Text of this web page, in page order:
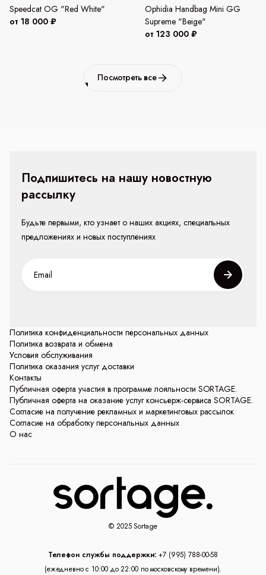
Speedcat OG "Red White"
от 18 000 ₽
Ophidia Handbag Mini GG
Supreme "Beige"
от 123 000 ₽
Посмотреть все
Политика конфиденциальности персональных данных
Политика возврата и обмена
Условия обслуживания
Политика оказания услуг доставки
Контакты
Публичная оферта участия в программе лояльности SORTAGE.
Публичная оферта на оказание услуг консьерж-сервиса SORTAGE.
Согласие на получение рекламных и маркетинговых рассылок
Согласие на обработку персональных данных
О нас
Подпишитесь на нашу новостную
рассылку
Будьте первыми, кто узнает о наших акциях, специальных
предложениях и новых поступлениях
© 2025 Sortage
Телефон службы поддержки: +7 (995) 788-00-58
(ежедневно с 10:00 до 22:00 по московскому времени).